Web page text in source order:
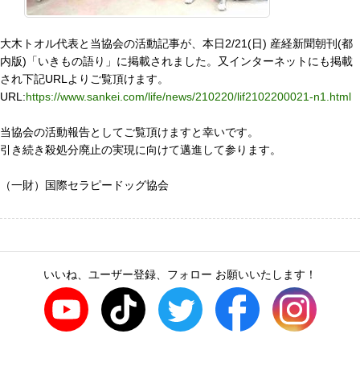
大木トオル代表と当協会の活動記事が、本日2/21(日) 産経新聞朝刊(都
内版)「いきもの語り」に掲載されました。又インターネットにも掲載
され下記URLよりご覧頂けます。
URL:https://www.sankei.com/life/news/210220/lif2102200021-n1.html
当協会の活動報告としてご覧頂けますと幸いです。
引き続き殺処分廃止の実現に向けて邁進して参ります。
（一財）国際セラピードッグ協会
いいね、ユーザー登録、フォロー お願いいたします！